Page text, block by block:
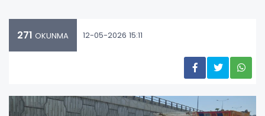
271 OKUNMA 12-05-2026 15:11